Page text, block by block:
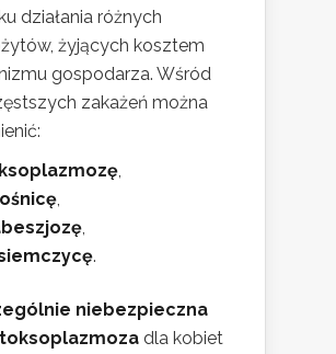
działania różnych
żyjących kosztem
gospodarza. Wśród
zakażeń można
.
niebezpieczna
dla kobiet